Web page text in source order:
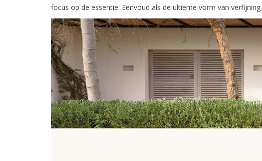
focus op de essentie. Eenvoud als de ultieme vorm van verfijning.